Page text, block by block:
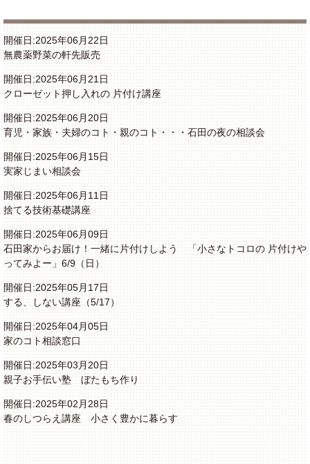
開催日:2025年06月22日
無農薬野菜の軒先販売
開催日:2025年06月21日
クローゼット押し入れの 片付け講座
開催日:2025年06月20日
育児・家族・夫婦のコト・親のコト・・・石田の夜の相談会
開催日:2025年06月15日
実家じまい相談会
開催日:2025年06月11日
捨てる技術基礎講座
開催日:2025年06月09日
石田家からお届け！一緒に片付けしよう 「小さなトコロの 片付けや
ってみよー」6/9（日）
開催日:2025年05月17日
する、しない講座（5/17）
開催日:2025年04月05日
家のコト相談窓口
開催日:2025年03月20日
親子お手伝い塾 ぼたもち作り
開催日:2025年02月28日
春のしつらえ講座 小さく豊かに暮らす